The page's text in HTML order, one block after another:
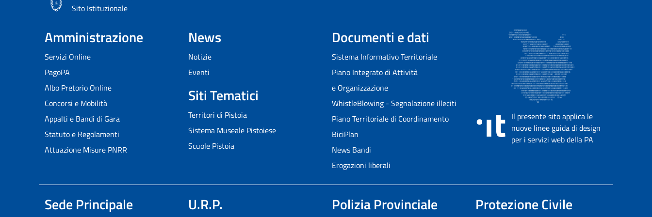
Sito Istituzionale
Amministrazione
Servizi Online
PagoPA
Albo Pretorio Online
Concorsi e Mobilità
Appalti e Bandi di Gara
Statuto e Regolamenti
Attuazione Misure PNRR
News
Notizie
Eventi
Siti Tematici
Territori di Pistoia
Sistema Museale Pistoiese
Scuole Pistoia
Documenti e dati
Sistema Informativo Territoriale
Piano Integrato di Attività
e Organizzazione
WhistleBlowing - Segnalazione illeciti
Piano Territoriale di Coordinamento
BiciPlan
News Bandi
Erogazioni liberali
Il presente sito applica le
nuove linee guida di design
per i servizi web della PA
Sede Principale U.R.P. Polizia Provinciale Protezione Civile